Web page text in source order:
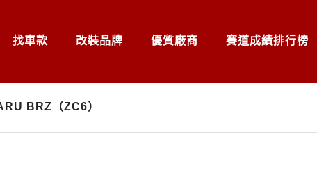
找車款 改裝品牌 優質廠商 賽道成績排行榜
BRZ（ZC6）